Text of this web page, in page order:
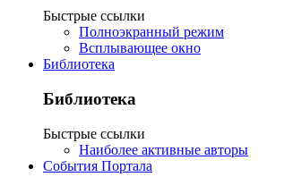
Быстрые ссылки
Полноэкранный режим
Всплывающее окно
Библиотека
Библиотека
Быстрые ссылки
Наиболее активные авторы
События Портала